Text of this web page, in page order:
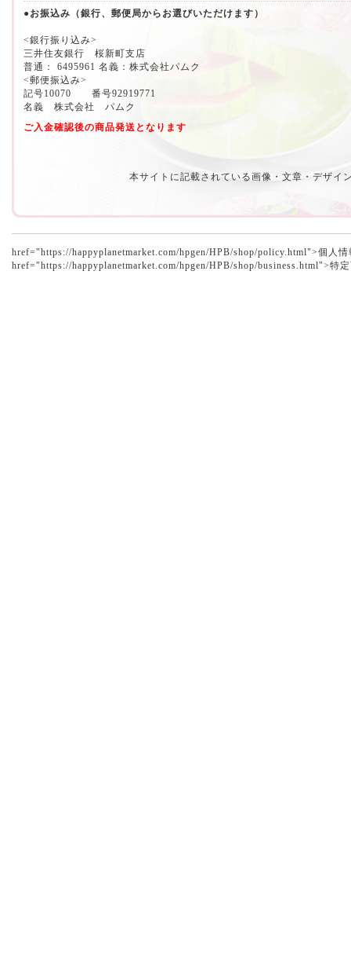
●お振込み（銀行、郵便局からお選びいただけます）
<銀行振り込み>
三井住友銀行 桜新町支店
普通： 6495961 名義：株式会社パムク
<郵便振込み>
記号10070 番号92919771
名義 株式会社 パムク
ご入金確認後の商品発送となります
本サイトに記載されている画像・文章・デザイ
href="https://happyplanetmarket.com/hpgen/HPB/shop/policy.html">個人
href="https://happyplanetmarket.com/hpgen/HPB/shop/business.html">特